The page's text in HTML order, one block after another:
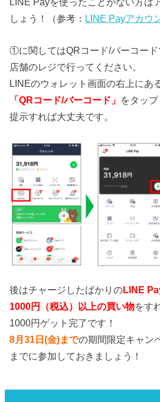
しょう！（参考： LINE Payアカウ
①に関してはQRコード/バーコー
店舗のレジで行ってください。
LINEのウォレット画面の右上にあ
「QRコード/バーコード」 をタッ
提示すれば大丈夫です。
後はチャージしたばかりのLINE
1000円（税込）以上の買い物をす
1000円ゲット完了です！
8月31日(金)までの期間限定キャン
までに参加しておきましょう！